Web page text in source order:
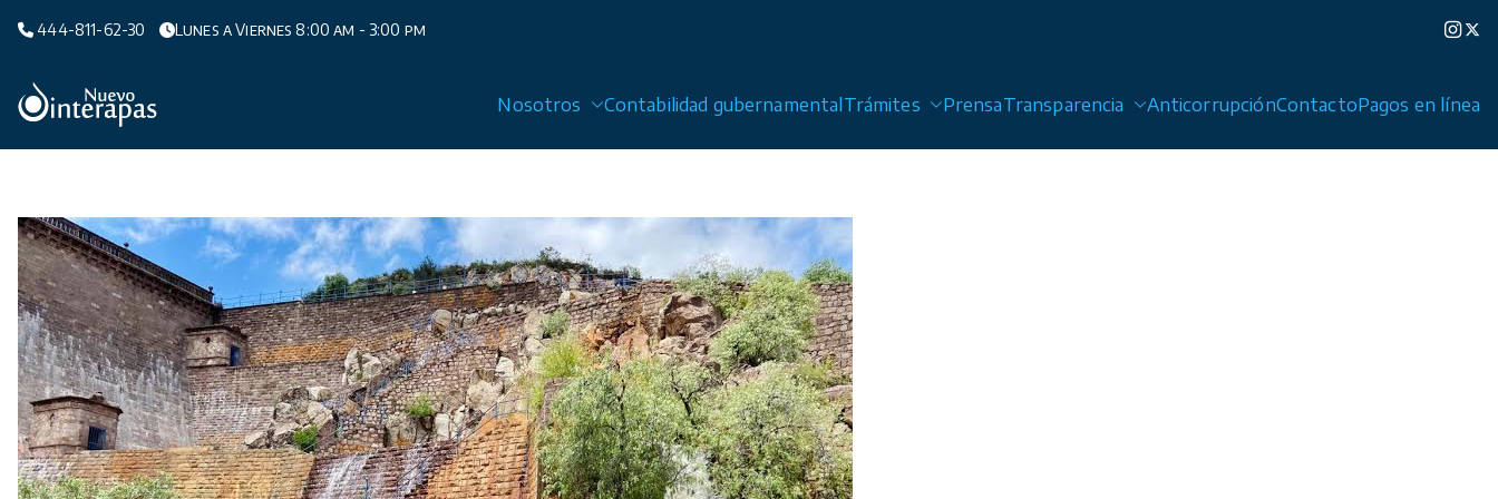
444-811-62-30 Lunes a Viernes 8:00 am - 3:00 pm
Organismo Operador de Agua Potable, Alcantarillado y Saneamiento de San Luis Potosí, Soledad de Graciano Sánchez y Cerro de San Pedro.
Nosotros Contabilidad gubernamentalTrámites PrensaTransparencia AnticorrupciónContactoPagos en línea